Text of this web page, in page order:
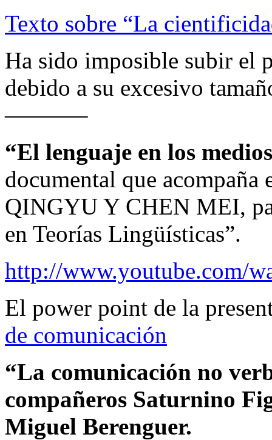
Texto sobre “La
Ha sido imposible subir el
debido a su excesivo
———–
“El lenguaje en los
documental que
QINGYU Y CHEN MEI,
en Teorías Lingüísticas”.
http://www.youtube.com/
El power point de la
de comunicación
“La comunicación no
compañeros Saturnino
Miguel Berenguer.